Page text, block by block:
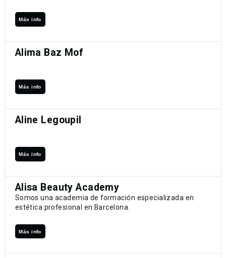
Más info
Alima Baz Mof
Más info
Aline Legoupil
Más info
Alisa Beauty Academy
Somos una academia de formación especializada en
estética profesional en Barcelona.
Más info